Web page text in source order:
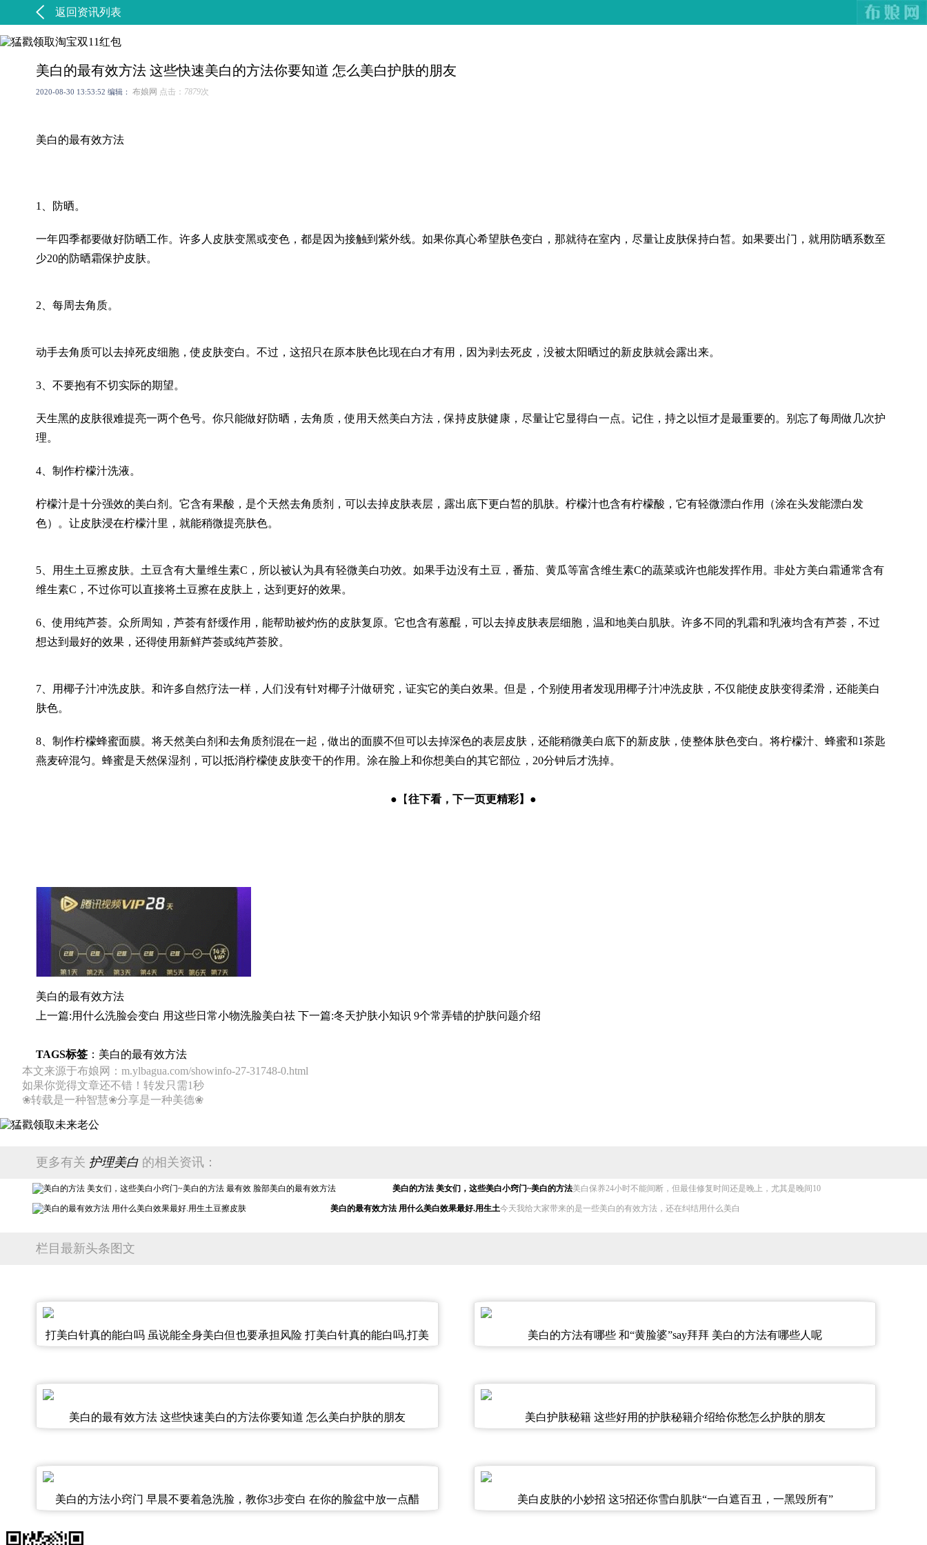
返回资讯列表
美白的最有效方法 这些快速美白的方法你要知道 怎么美白护肤的朋友
2020-08-30 13:53:52 编辑： 布娘网 点击： 7879次
美白的最有效方法
1、防晒。
一年四季都要做好防晒工作。许多人皮肤变黑或变色，都是因为接触到紫外线。如果你真心希望肤色变白，那就待在室内，尽量让皮肤保持白皙。如果要出门，就用防晒系数至
少20的防晒霜保护皮肤。
2、每周去角质。
动手去角质可以去掉死皮细胞，使皮肤变白。不过，这招只在原本肤色比现在白才有用，因为剥去死皮，没被太阳晒过的新皮肤就会露出来。
3、不要抱有不切实际的期望。
天生黑的皮肤很难提亮一两个色号。你只能做好防晒，去角质，使用天然美白方法，保持皮肤健康，尽量让它显得白一点。记住，持之以恒才是最重要的。别忘了每周做几次护
理。
4、制作柠檬汁洗液。
柠檬汁是十分强效的美白剂。它含有果酸，是个天然去角质剂，可以去掉皮肤表层，露出底下更白皙的肌肤。柠檬汁也含有柠檬酸，它有轻微漂白作用（涂在头发能漂白发
色）。让皮肤浸在柠檬汁里，就能稍微提亮肤色。
5、用生土豆擦皮肤。土豆含有大量维生素C，所以被认为具有轻微美白功效。如果手边没有土豆，番茄、黄瓜等富含维生素C的蔬菜或许也能发挥作用。非处方美白霜通常含有
维生素C，不过你可以直接将土豆擦在皮肤上，达到更好的效果。
6、使用纯芦荟。众所周知，芦荟有舒缓作用，能帮助被灼伤的皮肤复原。它也含有蒽醌，可以去掉皮肤表层细胞，温和地美白肌肤。许多不同的乳霜和乳液均含有芦荟，不过
想达到最好的效果，还得使用新鲜芦荟或纯芦荟胶。
7、用椰子汁冲洗皮肤。和许多自然疗法一样，人们没有针对椰子汁做研究，证实它的美白效果。但是，个别使用者发现用椰子汁冲洗皮肤，不仅能使皮肤变得柔滑，还能美白
肤色。
8、制作柠檬蜂蜜面膜。将天然美白剂和去角质剂混在一起，做出的面膜不但可以去掉深色的表层皮肤，还能稍微美白底下的新皮肤，使整体肤色变白。将柠檬汁、蜂蜜和1茶匙
燕麦碎混匀。蜂蜜是天然保湿剂，可以抵消柠檬使皮肤变干的作用。涂在脸上和你想美白的其它部位，20分钟后才洗掉。
●【往下看，下一页更精彩】 ●
美白的最有效方法
上一篇:用什么洗脸会变白 用这些日常小物洗脸美白祛 下一篇:冬天护肤小知识 9个常弄错的护肤问题介绍
TAGS标签 ： 美白的最有效方法
本文来源于布娘网：m.ylbagua.com/showinfo-27-31748-0.html
如果你觉得文章还不错！转发只需1秒
❀转载是一种智慧❀分享是一种美德❀
更多有关 护理美白 的相关资讯：
美白的方法 美女们，这些美白小窍门~美白的方法美白保养24小时不能间断，但最佳修复时间还是晚上，尤其是晚间10
美白的最有效方法 用什么美白效果最好.用生土今天我给大家带来的是一些美白的有效方法，还在纠结用什么美白
栏目最新头条图文
打美白针真的能白吗 虽说能全身美白但也要承担风险 打美白针真的能白吗,打美
美白的方法有哪些 和“黄脸婆”say拜拜 美白的方法有哪些人呢
美白的最有效方法 这些快速美白的方法你要知道 怎么美白护肤的朋友 美白护肤秘籍 这些好用的护肤秘籍介绍给你愁怎么护肤的朋友
美白的方法小窍门 早晨不要着急洗脸，教你3步变白 在你的脸盆中放一点醋 美白皮肤的小妙招 这5招还你雪白肌肤“一白遮百丑，一黑毁所有”